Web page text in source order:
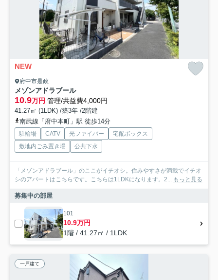
NEW
府中市是政
メゾンアドラブール
10.9万円 管理/共益費4,000円
41.27㎡ (1LDK) /築3年 /2階建
南武線「府中本町」駅 徒歩14分
駐輪場 CATV 光ファイバー
宅配ボックス
敷地内ごみ置き場
公共下水
「メゾンアドラブール」のここがイチオシ。住みやすさが満載でイチオ
シのアパートはこちらです。こちらは1LDKになります。2... もっと見る
募集中の部屋
101
10.9万円
1階 / 41.27㎡ / 1LDK
一戸建て